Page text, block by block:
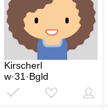
Kirscherl
w·31·Bgld